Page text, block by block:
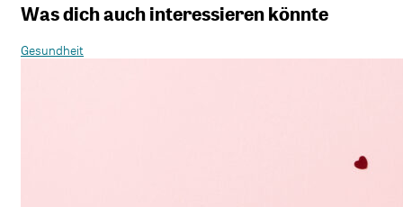
Was dich auch interessieren könnte
Gesundheit